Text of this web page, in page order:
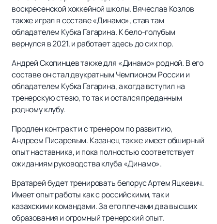
воскресенской хоккейной школы. Вячеслав Козлов
также играл в составе «Динамо», став там
обладателем Кубка Гагарина. К бело-голубым
вернулся в 2021, и работает здесь до сих пор.
Андрей Скопинцев также для «Динамо» родной. В его
составе он стал двукратным Чемпионом России и
обладателем Кубка Гагарина, а когда вступил на
тренерскую стезю, то так и остался преданным
родному клубу.
Продлен контракт и с тренером по развитию,
Андреем Писаревым. Казанец также имеет обширный
опыт наставника, и пока полностью соответствует
ожиданиям руководства клуба «Динамо».
Вратарей будет тренировать белорус Артем Яцкевич.
Имеет опыт работы как с российскими, так и
казахскими командами. За его плечами два высших
образования и огромный тренерский опыт.